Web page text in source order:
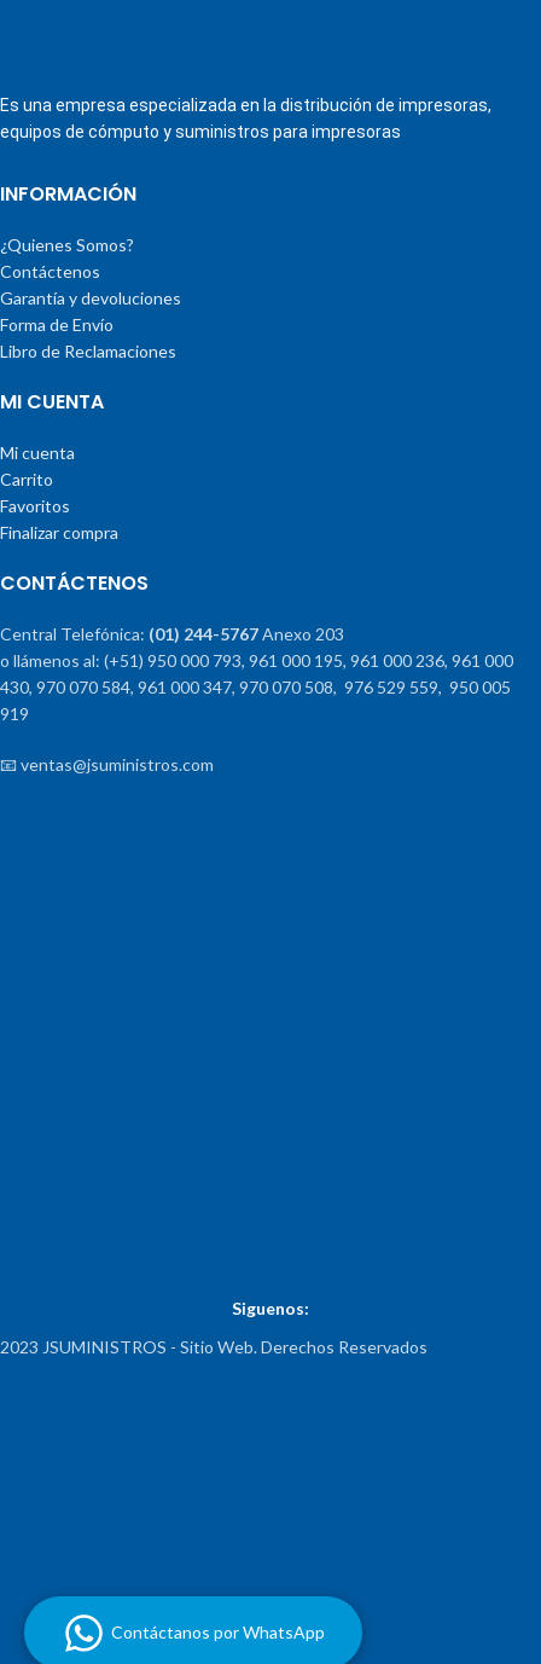
Es una empresa especializada en la distribución de impresoras,
equipos de cómputo y suministros para impresoras
INFORMACIÓN
¿Quienes Somos?
Contáctenos
Garantía y devoluciones
Forma de Envío
Libro de Reclamaciones
MI CUENTA
Mi cuenta
Carrito
Favoritos
Finalizar compra
CONTÁCTENOS
Central Telefónica: (01) 244-5767Anexo 203
o llámenos al: (+51) 950 000 793, 961 000 195, 961 000 236, 961 000
430, 970 070 584, 961 000 347, 970 070 508, 976 529 559, 950 005
919
📧 ventas@jsuministros.com
Siguenos:
2023 JSUMINISTROS - Sitio Web. Derechos Reservados
Contáctanos por WhatsApp